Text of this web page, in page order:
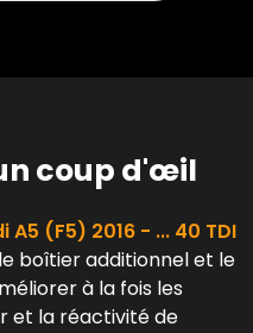
coup d'œil
A5 (F5) 2016 - ... 40 TDI
boîtier additionnel et le
à la fois les
et la réactivité de